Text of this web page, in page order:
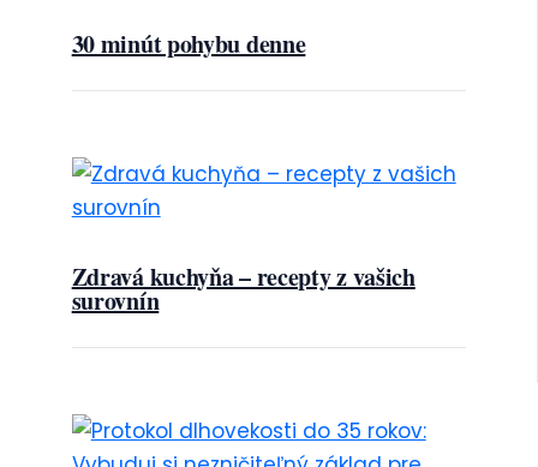
30 minút pohybu denne
Zdravá kuchyňa – recepty z vašich
surovnín